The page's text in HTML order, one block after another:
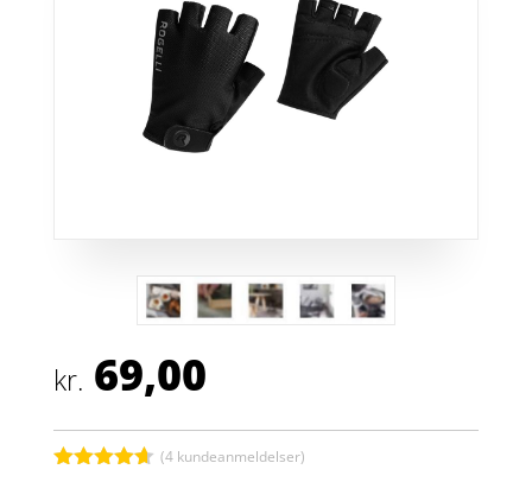
kr. 69,00
(4 kundeanmeldelser)